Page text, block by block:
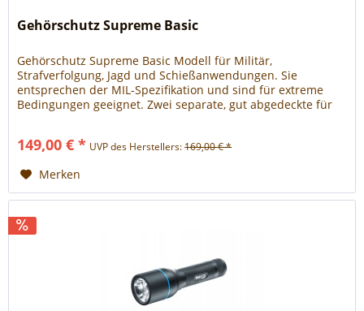
Gehörschutz Supreme Basic
Gehörschutz Supreme Basic Modell für Militär,
Strafverfolgung, Jagd und Schießanwendungen. Sie
entsprechen der MIL-Spezifikation und sind für extreme
Bedingungen geeignet. Zwei separate, gut abgedeckte für
Modernste Technik für optimalen Sound Reproduktion der
149,00 € * UVP des Herstellers:169,00 € *
Merken